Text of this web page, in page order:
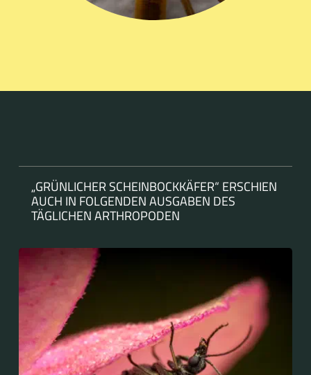
„GRÜNLICHER SCHEINBOCKKÄFER“ ERSCHIEN
AUCH IN FOLGENDEN AUSGABEN DES
TÄGLICHEN ARTHROPODEN